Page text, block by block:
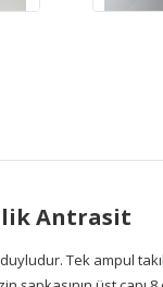
Antrasit
duyludur. Tek ampul